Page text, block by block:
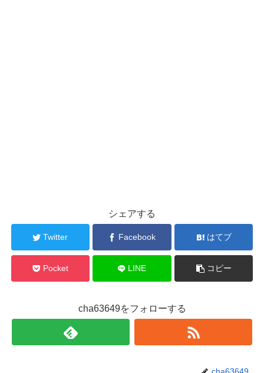
シェアする
Twitter Facebook はてブ
Pocket LINE コピー
cha63649をフォローする